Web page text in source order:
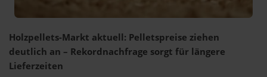
Holzpellets-Markt aktuell: Pelletspreise ziehen
deutlich an – Rekordnachfrage sorgt für längere
Lieferzeiten